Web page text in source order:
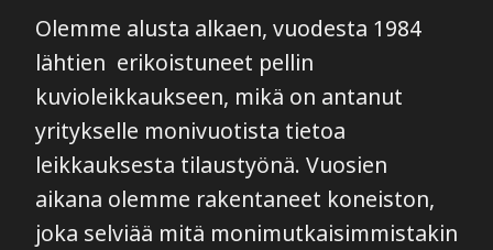
Olemme alusta alkaen, vuodesta 1984
lähtien erikoistuneet pellin
kuvioleikkaukseen, mikä on antanut
yritykselle monivuotista tietoa
leikkauksesta tilaustyönä. Vuosien
aikana olemme rakentaneet koneiston,
joka selviää mitä monimutkaisimmistakin